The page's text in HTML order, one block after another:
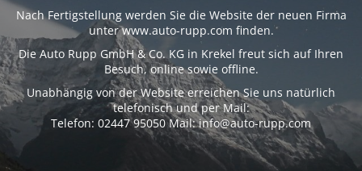
Nach Fertigstellung werden Sie die Website der neuen Firma
unter www.auto-rupp.com finden.
Die Auto Rupp GmbH & Co. KG in Krekel freut sich auf Ihren
Besuch, online sowie offline.
Unabhängig von der Website erreichen Sie uns natürlich
telefonisch und per Mail:
Telefon: 02447 95050 Mail: info@auto-rupp.com